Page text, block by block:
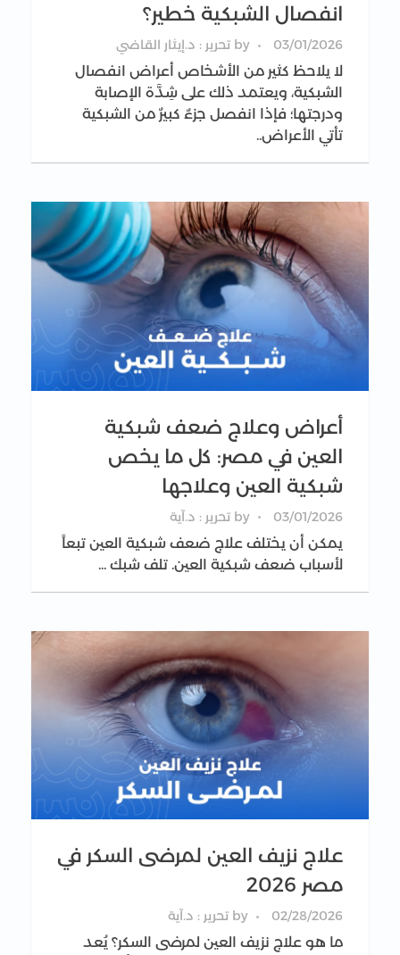
انفصال الشبكية خطير؟
03/01/2026
by تحرير : د.إيثار القاضي
لا يلاحظ كثير من الأشخاص أعراض انفصال
الشبكية، ويعتمد ذلك على شِدَّة الإصابة
ودرجتها؛ فإذا انفصل جزءٌ كبيرٌ من الشبكية
تأتي الأعراض..
أعراض وعلاج ضعف شبكية
العين في مصر: كل ما يخص
شبكية العين وعلاجها
03/01/2026
by تحرير : د.آية
يمكن أن يختلف علاج ضعف شبكية العين تبعاً
لأسباب ضعف شبكية العين. تلف شبك ...
علاج نزيف العين لمرضى السكر في
مصر 2026
02/28/2026
by تحرير : د.آية
ما هو علاج نزيف العين لمرضى السكر؟ يُعد